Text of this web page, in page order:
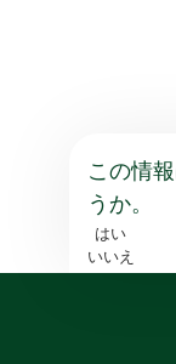
この情
うか。
はい
いいえ